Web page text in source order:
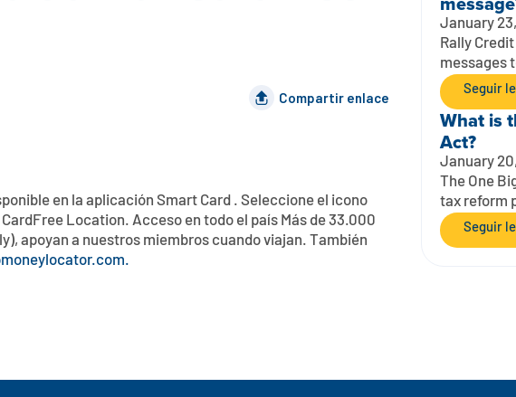
Compartir enlace
en la aplicación Smart Card . Seleccione el icono
Location. Acceso en todo el país Más de 33.000
apoyan a nuestros miembros cuando viajan. También
January
Rally
messages
Seguir
What is
Act?
January
The One
tax reform
Seguir